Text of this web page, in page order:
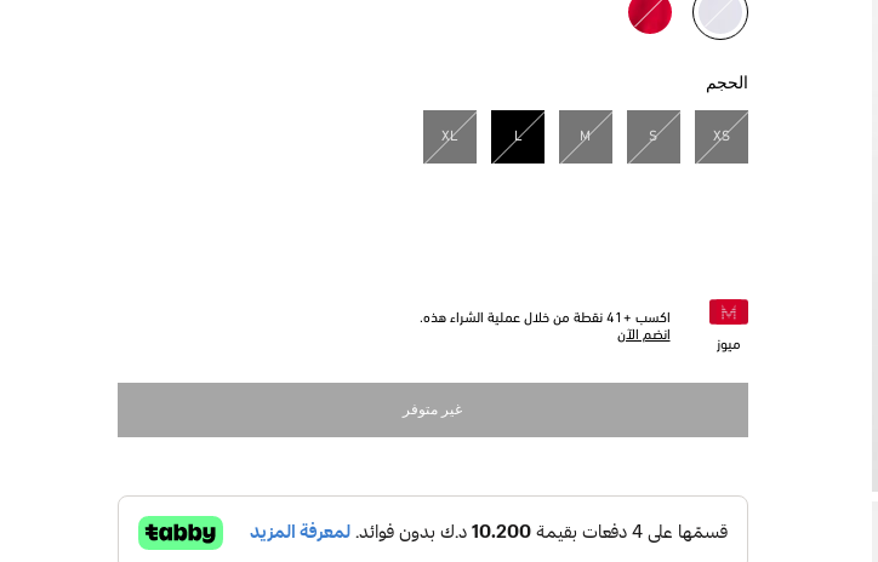
مختار
الحجم
XS
S
M
L
مختار
XL
ميوز
اكسب + 41 نقطة من خلال عملية الشراء هذه.
انضم الآن
غير متوفر